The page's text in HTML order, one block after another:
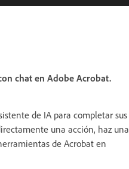
chat en Adobe Acrobat.
de IA para completar sus
una acción, haz una
de Acrobat en